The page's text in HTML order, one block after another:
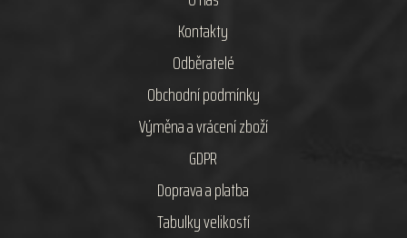
Kontakty
Odběratelé
Obchodní podmínky
Výměna a vrácení zboží
GDPR
Doprava a platba
Tabulky velikostí